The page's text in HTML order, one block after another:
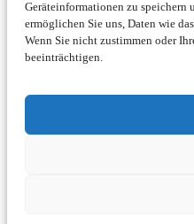
Geräteinformationen zu speichern
ermöglichen Sie uns, Daten wie
Wenn Sie nicht zustimmen oder
beeinträchtigen.